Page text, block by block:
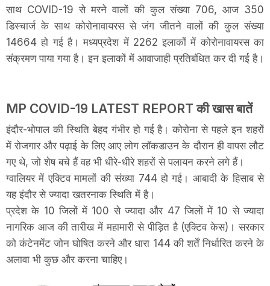
साथ COVID-19 से मरने वालों की कुल संख्या 706, आज 350
डिस्चार्ज के साथ कोरोनावायरस से जंग जीतने वालों की कुल संख्या
14664 हो गई है। मध्यप्रदेश में 2262 इलाकों में कोरोनावायरस का
संक्रमण पाया गया है। इन इलाकों में आवाजाही प्रतिबंधित कर दी गई है।
MP COVID-19 LATEST REPORT की खास बातें
इंदौर-भोपाल की स्थिति बेहद गंभीर हो गई है। कोरोना से पहले इन शहरों
में रोजगार और पढ़ाई के लिए आए लोग लॉकडाउन के दौरान ही वापस लौट
गए थे, जो शेष बचे हैं वह भी धीरे-धीरे शहरों से पलायन करने लगे हैं।
ग्वालियर में एक्टिव मामलों की संख्या 744 हो गई। आबादी के हिसाब से
यह इंदौर से ज्यादा खतरनाक स्थिति में है।
प्रदेश के 10 जिलों में 100 से ज्यादा और 47 जिलों में 10 से ज्यादा
नागरिक आज की तारीख में महामारी से पीड़ित है (एक्टिव केस)। सरकार
को कंटेनमेंट जोन घोषित करने और धारा 144 की शर्तें निर्धारित करने के
अलावा भी कुछ और करना चाहिए।